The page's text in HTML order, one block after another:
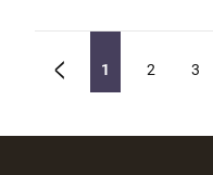
1 2 3